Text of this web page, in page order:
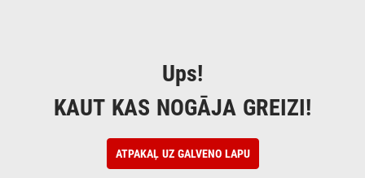
Ups!
KAUT KAS NOGĀJA GREIZI!
ATPAKAĻ UZ GALVENO LAPU